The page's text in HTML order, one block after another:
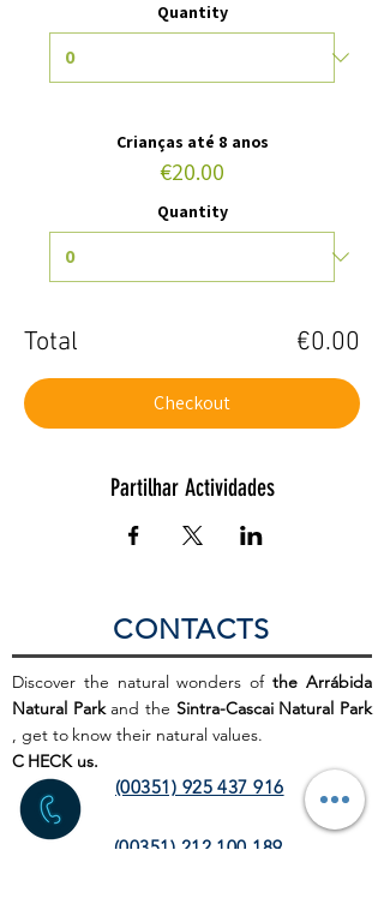
Quantity
Crianças até 8 anos
€20.00
Quantity
Total €0.00
Checkout
Partilhar Actividades
CONTACTS
Discover the natural wonders ofthe Arrábida
Natural Parkand the Sintra-Cascai Natural Park
, get to know their natural values.
C HECK us.
(00351) 925 437 916
(00351) 212 100 189